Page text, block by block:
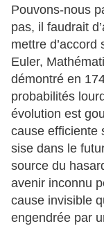
Pouvons-nous
pas, il faudrait
mettre d’accord
Euler,
démontré en
probabilités
évolution est
cause efficiente
sise dans le
source du
avenir inconnu
cause invisible
engendrée par